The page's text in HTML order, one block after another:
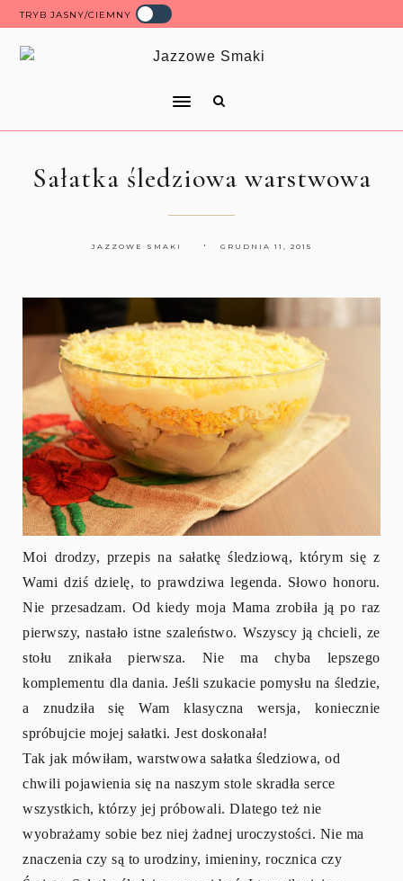
TRYB JASNY/CIEMNY
Sałatka śledziowa warstwowa
JAZZOWE SMAKI GRUDNIA 11, 2015
Moi drodzy, przepis na sałatkę śledziową, którym się z
Wami dziś dzielę, to prawdziwa legenda. Słowo honoru.
Nie przesadzam. Od kiedy moja Mama zrobiła ją po raz
pierwszy, nastało istne szaleństwo. Wszyscy ją chcieli, ze
stołu znikała pierwsza. Nie ma chyba lepszego
komplementu dla dania. Jeśli szukacie pomysłu na śledzie,
a znudziła się Wam klasyczna wersja, koniecznie
spróbujcie mojej sałatki. Jest doskonała!
Tak jak mówiłam, warstwowa sałatka śledziowa, od
chwili pojawienia się na naszym stole skradła serce
wszystkich, którzy jej próbowali. Dlatego też nie
wyobrażamy sobie bez niej żadnej uroczystości. Nie ma
znaczenia czy są to urodziny, imieniny, rocznica czy